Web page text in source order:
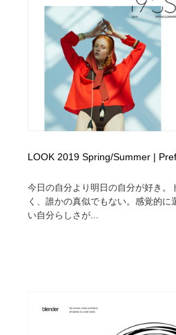
LOOK 2019 Spring/Summer |
今日の自分より明日の自分が好き。
く、誰かの真似でもない。感覚的に
い自分らしさが...